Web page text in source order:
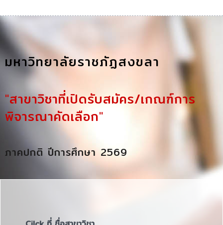
มหาวิทยาลัยราชภัฏสงขลา
"สาขาวิชาที่เปิดรับสมัคร/เกณฑ์การ
พิจารณาคัดเลือก"
ภาคปกติ ปีการศึกษา 2569